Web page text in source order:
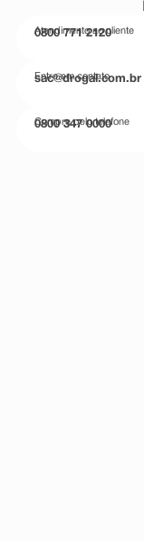
Atendimento ao cliente
0800 771 2120
Entre em contato
sac@drogal.com.br
Compre pelo telefone
0800 347 0000